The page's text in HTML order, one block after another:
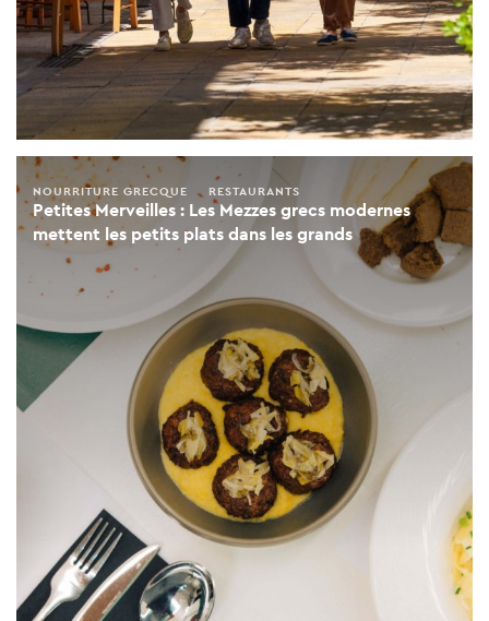
Petites Merveilles : Les Mezzes grecs modernes
mettent les petits plats dans les grands
NOURRITURE GRECQUE RESTAURANTS